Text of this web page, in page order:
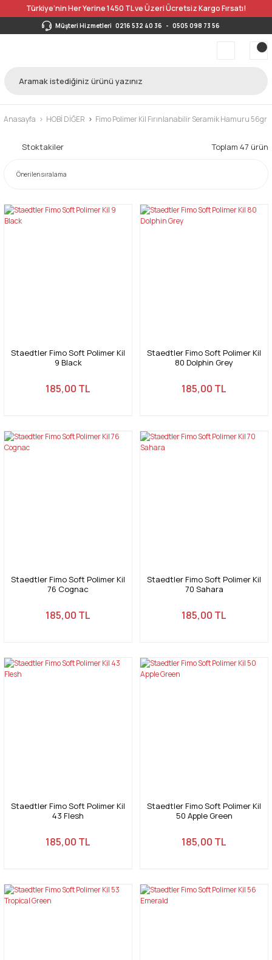
Türkiye’nin Her Yerine 1450 TL ve Üzeri Ücretsiz Kargo Fırsatı!
Müşteri Hizmetleri 0216 532 40 36 - 0505 098 73 56
Anasayfa HOBİ DİĞER Fimo Polimer Kil Fırınlanabilir Seramik Hamuru 56gr
Stoktakiler Toplam 47 ürün
Staedtler Fimo Soft Polimer Kil
9 Black
185,00 TL
Staedtler Fimo Soft Polimer Kil
80 Dolphin Grey
185,00 TL
Staedtler Fimo Soft Polimer Kil
76 Cognac
185,00 TL
Staedtler Fimo Soft Polimer Kil
70 Sahara
185,00 TL
Staedtler Fimo Soft Polimer Kil
43 Flesh
185,00 TL
Staedtler Fimo Soft Polimer Kil
50 Apple Green
185,00 TL